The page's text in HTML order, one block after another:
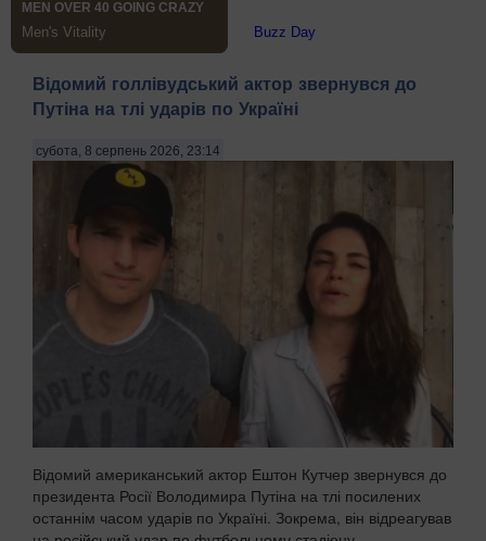
Відомий голлівудський актор звернувся до
Путіна на тлі ударів по Україні
субота, 8 серпень 2026, 23:14
Відомий американський актор Ештон Кутчер звернувся до
президента Росії Володимира Путіна на тлі посилених
останнім часом ударів по Україні. Зокрема, він відреагував